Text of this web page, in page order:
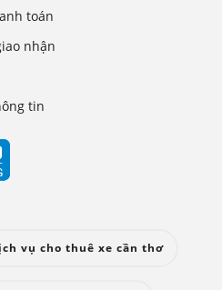
toán
nhận
tin
vụ cho thuê xe cần thơ